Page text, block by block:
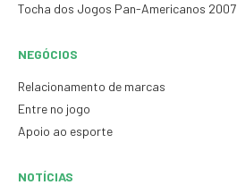
Tocha dos Jogos Pan-Americanos 2007
NEGÓCIOS
Relacionamento de marcas
Entre no jogo
Apoio ao esporte
NOTÍCIAS